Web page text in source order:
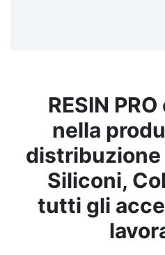
RESIN
nella
distribuzione
Siliconi,
tutti gli